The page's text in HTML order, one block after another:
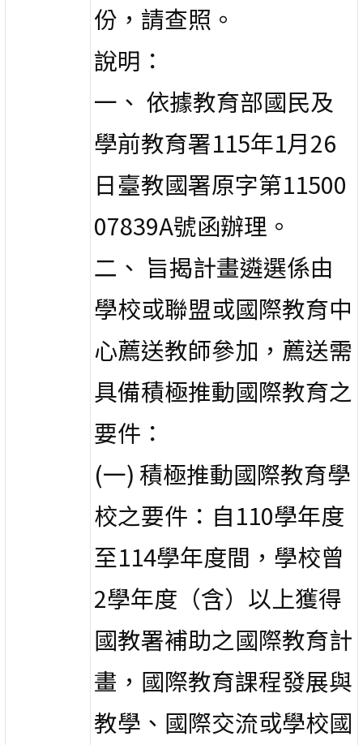
份，請查照。
說明：
一、 依據教育部國民及
學前教育署115年1月26
日臺教國署原字第11500
07839A號函辦理。
二、 旨揭計畫遴選係由
學校或聯盟或國際教育中
心薦送教師參加，薦送需
具備積極推動國際教育之
要件：
(一) 積極推動國際教育學
校之要件：自110學年度
至114學年度間，學校曾
2學年度（含）以上獲得
國教署補助之國際教育計
畫，國際教育課程發展與
教學、國際交流或學校國